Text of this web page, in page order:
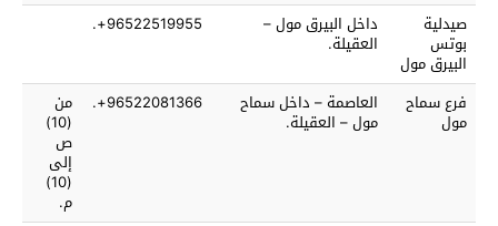
صيدلية
بوتس
البيرق مول
داخل البيرق مول –
العقيلة.
96522519955+.
فرع سماح
مول
العاصمة – داخل سماح
مول – العقيلة.
96522081366+. من
(10)
ص
إلى
(10)
م.